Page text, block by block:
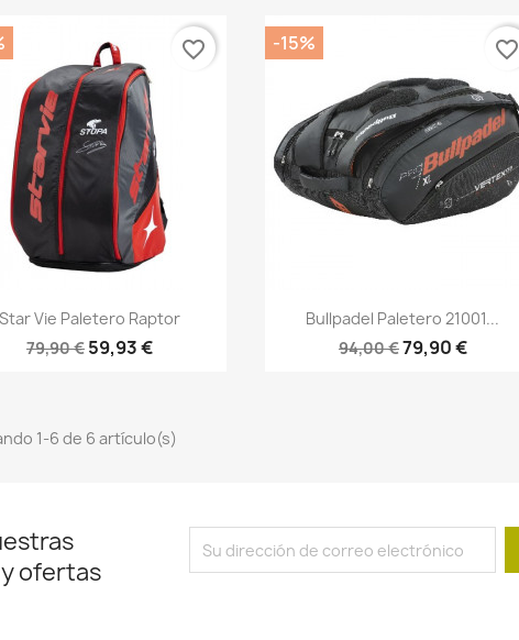
Vista rápida
Star Vie Paletero Raptor
79,90 € 59,93 €
favorite_border
Vista rápida
Bullpadel Paletero 21001...
94,00 €79,90 €
-15% favorite_border
1-6 de 6 artículo(s)
ofertas